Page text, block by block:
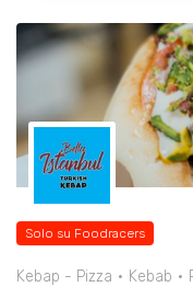
Solo su Foodracers
Kebap - Pizza Kebab